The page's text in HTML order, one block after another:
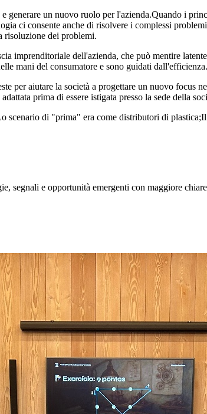
generare un nuovo ruolo per l'azienda.Quando i
ci consente anche di risolvere i complessi
risoluzione dei problemi.
imprenditoriale dell'azienda, che può mentire
mani del consumatore e sono guidati dall'efficienza.
per aiutare la società a progettare un nuovo focus
prima di essere istigata presso la sede della
scenario di "prima" era come distributori di
segnali e opportunità emergenti con maggiore